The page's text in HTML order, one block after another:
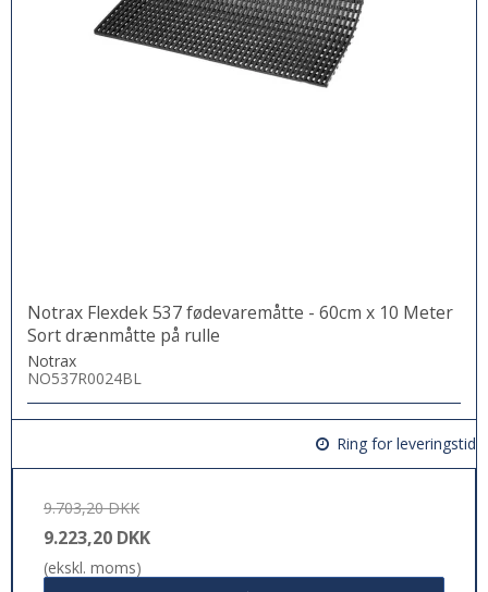
Notrax Flexdek 537 fødevaremåtte - 60cm x 10 Meter
Sort drænmåtte på rulle
Notrax
NO537R0024BL
Ring for leveringstid
9.703,20 DKK
9.223,20 DKK
(ekskl. moms)